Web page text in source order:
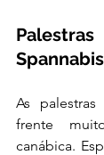
As
frente
canábica.